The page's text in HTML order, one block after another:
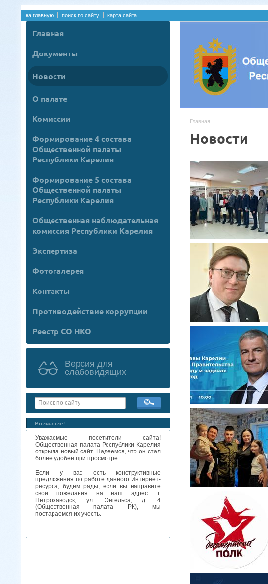
на главную поиск по сайту карта сайта
Главная
Документы
Новости
О палате
Комиссии
Формирование 4 состава
Общественной палаты
Республики Карелия
Формирование 5 состава
Общественной палаты
Республики Карелия
Общественная наблюдательная
комиссия Республики Карелия
Экспертиза
Фотогалерея
Контакты
Противодействие коррупции
Реестр СО НКО
Версия для
слабовидящих
Внимание!
Уважаемые посетители сайта!
Общественная палата Республики Карелия
открыла новый сайт. Надеемся, что он стал
более удобен при просмотре.
Если у вас есть конструктивные
предложения по работе данного Интернет-
ресурса, будем рады, если вы направите
свои пожелания на наш адрес: г.
Петрозаводск, ул. Энгельса, д. 4
(Общественная палата РК), мы
постараемся их учесть.
Главная
Новости